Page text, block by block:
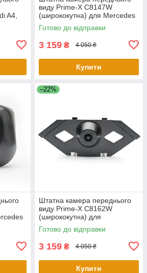
A4,
виду Prime-X C8147W
(ширококутна) для Mercedes
E-class 2016-2019
Готово до відправки
3 159 ₴ 4 050 ₴
Купити
–22%
Штатна камера переднього
виду Prime-X C8162W
(ширококутна) для
Volkswagen Tiguan L 2016
2017
Готово до відправки
3 159 ₴ 4 050 ₴
Купити